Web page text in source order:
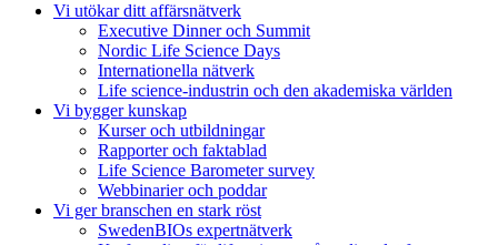
Vi utökar ditt affärsnätverk
Executive Dinner och Summit
Nordic Life Science Days
Internationella nätverk
Life science-industrin och den akademiska världen
Vi bygger kunskap
Kurser och utbildningar
Rapporter och faktablad
Life Science Barometer survey
Webbinarier och poddar
Vi ger branschen en stark röst
SwedenBIOs expertnätverk